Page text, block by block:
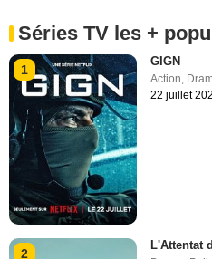
Séries TV les +
1
GIGN
Action,
22 juillet
2
L'Attentat